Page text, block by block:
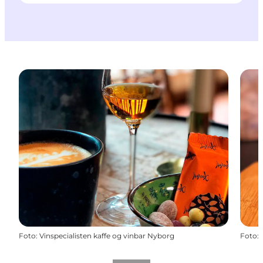
Foto: Vinspecialisten kaffe og vinbar Nyborg Foto: